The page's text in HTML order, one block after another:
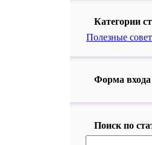
Категории
Полезные
Форма входа
Поиск по